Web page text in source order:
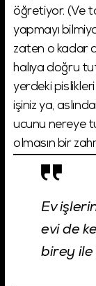
öğretiyor. (Ve
yapmayı
zaten o kadar
halıya doğru
yerdeki
işiniz ya,
ucunu nereye
olmasın bir
Ev
evi de
birey ile